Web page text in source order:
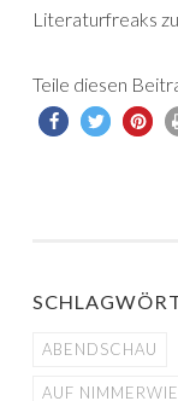
Literaturfreaks
Teile diesen
ABENDSCHAU
AUF